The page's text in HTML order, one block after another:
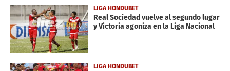
LIGA HONDUBET
Real Sociedad vuelve al segundo lugar
y Victoria agoniza en la Liga Nacional
LIGA HONDUBET